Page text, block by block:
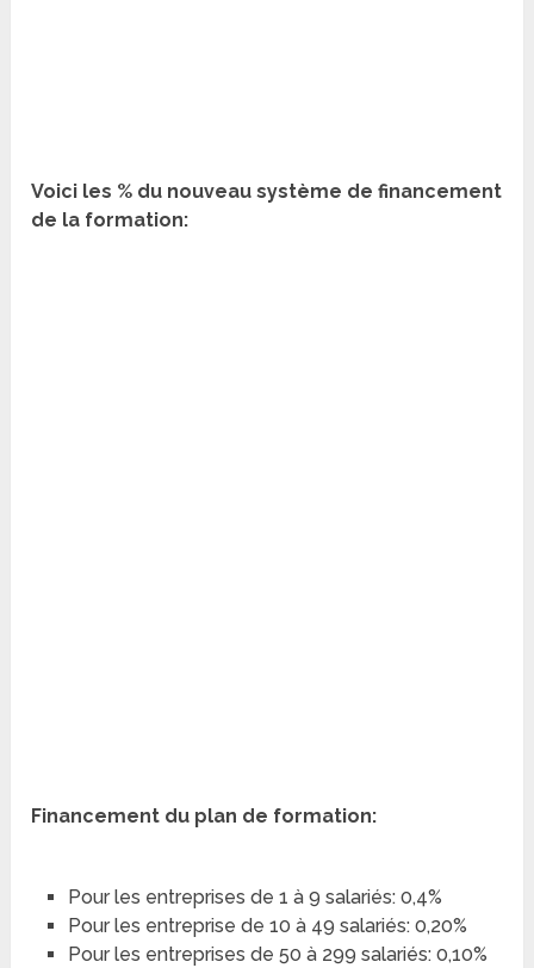
Voici les % du nouveau système de financement
de la formation:
Financement du plan de formation:
Pour les entreprises de 1 à 9 salariés: 0,4%
Pour les entreprise de 10 à 49 salariés: 0,20%
Pour les entreprises de 50 à 299 salariés: 0,10%